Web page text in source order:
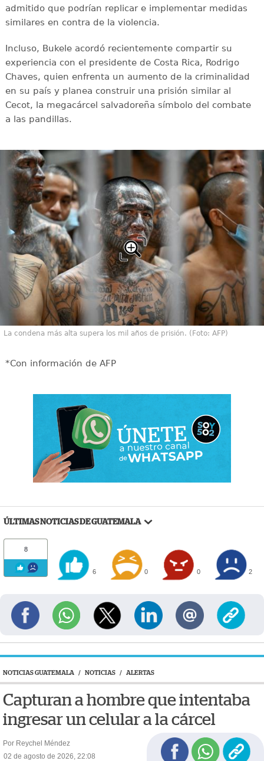
admitido que podrían replicar e implementar medidas
similares en contra de la violencia.
Incluso, Bukele acordó recientemente compartir su
experiencia con el presidente de Costa Rica, Rodrigo
Chaves, quien enfrenta un aumento de la criminalidad
en su país y planea construir una prisión similar al
Cecot, la megacárcel salvadoreña símbolo del combate
a las pandillas.
La condena más alta supera los mil años de prisión. (Foto: AFP)
*Con información de AFP
ÚLTIMAS NOTICIAS DE GUATEMALA
8
6 0 0 2
NOTICIAS GUATEMALA / NOTICIAS / ALERTAS
Capturan a hombre que intentaba
ingresar un celular a la cárcel
Por Reychel Méndez
02 de agosto de 2026, 22:08